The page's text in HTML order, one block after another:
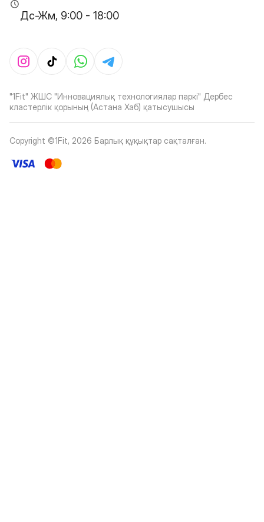
Дс-Жм, 9:00 - 18:00
"1Fit" ЖШС "Инновациялық технологиялар паркі" Дербес
кластерлік қорының (Астана Хаб) қатысушысы
Copyright ©1Fit, 2026 Барлық құқықтар сақталған.